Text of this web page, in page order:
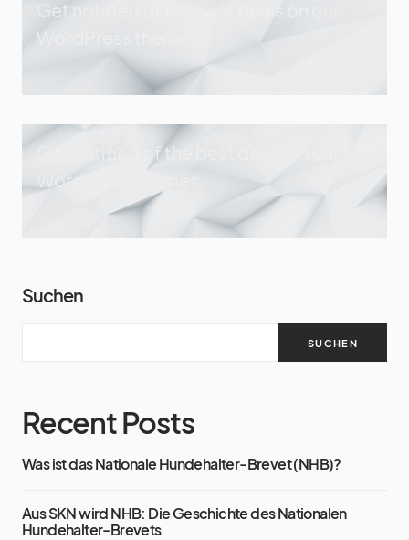
Get notified of the best deals on our
WordPress themes.
Get notified of the best deals on our
WordPress themes.
Suchen
SUCHEN
Recent Posts
Was ist das Nationale Hundehalter-Brevet (NHB)?
Aus SKN wird NHB: Die Geschichte des Nationalen
Hundehalter-Brevets